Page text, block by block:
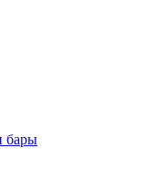
бары